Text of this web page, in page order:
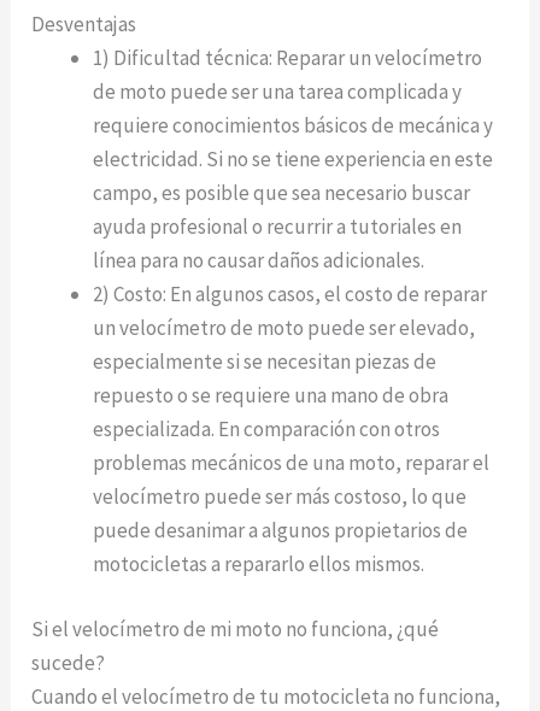
Desventajas
1) Dificultad técnica: Reparar un velocímetro
de moto puede ser una tarea complicada y
requiere conocimientos básicos de mecánica y
electricidad. Si no se tiene experiencia en este
campo, es posible que sea necesario buscar
ayuda profesional o recurrir a tutoriales en
línea para no causar daños adicionales.
2) Costo: En algunos casos, el costo de reparar
un velocímetro de moto puede ser elevado,
especialmente si se necesitan piezas de
repuesto o se requiere una mano de obra
especializada. En comparación con otros
problemas mecánicos de una moto, reparar el
velocímetro puede ser más costoso, lo que
puede desanimar a algunos propietarios de
motocicletas a repararlo ellos mismos.
Si el velocímetro de mi moto no funciona, ¿qué
sucede?
Cuando el velocímetro de tu motocicleta no funciona,